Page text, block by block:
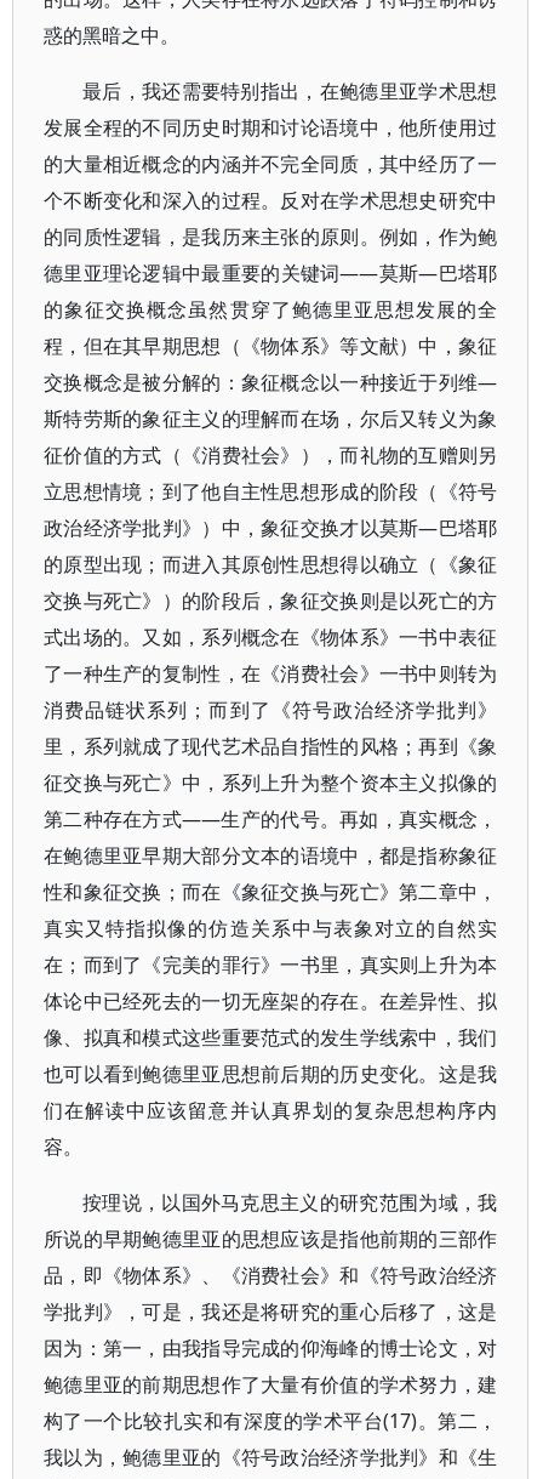
惑的黑暗之中。
最后，我还需要特别指出，在鲍德里亚学术思想
发展全程的不同历史时期和讨论语境中，他所使用过
的大量相近概念的内涵并不完全同质，其中经历了一
个不断变化和深入的过程。反对在学术思想史研究中
的同质性逻辑，是我历来主张的原则。例如，作为鲍
德里亚理论逻辑中最重要的关键词——莫斯—巴塔耶
的象征交换概念虽然贯穿了鲍德里亚思想发展的全
程，但在其早期思想（《物体系》等文献）中，象征
交换概念是被分解的：象征概念以一种接近于列维—
斯特劳斯的象征主义的理解而在场，尔后又转义为象
征价值的方式（《消费社会》），而礼物的互赠则另
立思想情境；到了他自主性思想形成的阶段（《符号
政治经济学批判》）中，象征交换才以莫斯—巴塔耶
的原型出现；而进入其原创性思想得以确立（《象征
交换与死亡》）的阶段后，象征交换则是以死亡的方
式出场的。又如，系列概念在《物体系》一书中表征
了一种生产的复制性，在《消费社会》一书中则转为
消费品链状系列；而到了《符号政治经济学批判》
里，系列就成了现代艺术品自指性的风格；再到《象
征交换与死亡》中，系列上升为整个资本主义拟像的
第二种存在方式——生产的代号。再如，真实概念，
在鲍德里亚早期大部分文本的语境中，都是指称象征
性和象征交换；而在《象征交换与死亡》第二章中，
真实又特指拟像的仿造关系中与表象对立的自然实
在；而到了《完美的罪行》一书里，真实则上升为本
体论中已经死去的一切无座架的存在。在差异性、拟
像、拟真和模式这些重要范式的发生学线索中，我们
也可以看到鲍德里亚思想前后期的历史变化。这是我
们在解读中应该留意并认真界划的复杂思想构序内
容。
按理说，以国外马克思主义的研究范围为域，我
所说的早期鲍德里亚的思想应该是指他前期的三部作
品，即《物体系》、《消费社会》和《符号政治经济
学批判》，可是，我还是将研究的重心后移了，这是
因为：第一，由我指导完成的仰海峰的博士论文，对
鲍德里亚的前期思想作了大量有价值的学术努力，建
构了一个比较扎实和有深度的学术平台(17)。第二，
我以为，鲍德里亚的《符号政治经济学批判》和《生